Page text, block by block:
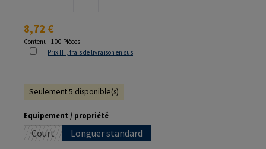
Prix régulier :
8,72 €
Contenu : 100 Pièces
Prix HT, frais de livraison en sus
Seulement 5 disponible(s)
Sélectionnez
Equipement / propriété
Court(Cette option n'est pas disponible pour le moment.)
Longuer standard